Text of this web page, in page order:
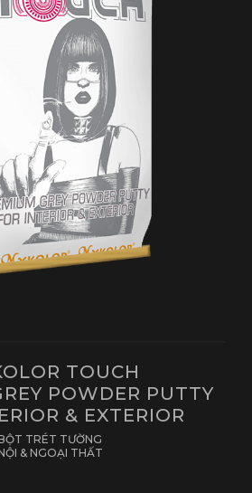
TOUCH
POWDER PUTTY
& EXTERIOR
TRÉT TƯỜNG
& NGOẠI THẤT